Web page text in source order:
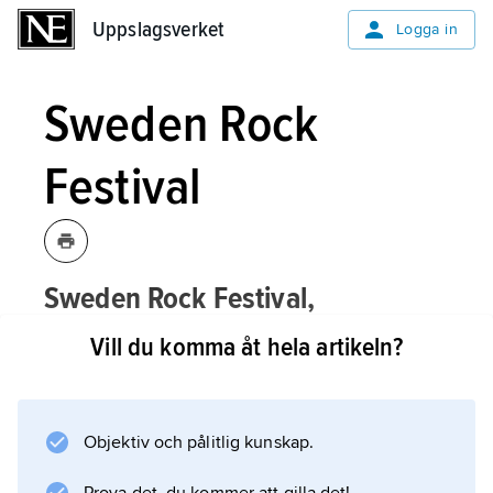
Uppslagsverket Logga in
Sweden Rock
Festival
Sweden Rock Festival,
musikfestival anordnad årligen i början
av juni i Norje, Sölvesborgs kommun.
Sommarfestivalen
Vill du komma åt hela artikeln?
Objektiv och pålitlig kunskap.